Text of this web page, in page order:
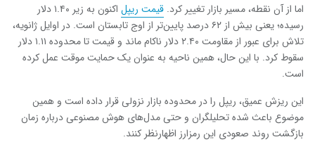
اما از آن نقطه، مسیر بازار تغییر کرد. قیمت ریپل
اکنون به زیر ۱.۴۰ دلار
رسیده؛ یعنی بیش از ۶۲ درصد پایین‌تر از اوج تابستان است. در اوایل ژانویه،
تلاش برای عبور از مقاومت ۲.۴۰ دلار ناکام ماند و قیمت تا محدوده ۱.۱۱ دلار
سقوط کرد. با این حال، همین ناحیه به عنوان یک حمایت موقت عمل کرده
است.
این ریزش عمیق، ریپل را در محدوده بازار نزولی قرار داده است و همین
موضوع باعث شده تحلیلگران و حتی مدل‌های هوش مصنوعی درباره زمان
بازگشت روند صعودی این رمزارز اظهارنظر کنند.